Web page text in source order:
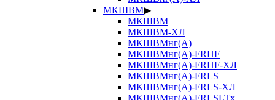
МКШВМ▶
МКШВМ
МКШВМ-ХЛ
МКШВМнг(А)
МКШВМнг(А)-FRHF
МКШВМнг(А)-FRHF-ХЛ
МКШВМнг(А)-FRLS
МКШВМнг(А)-FRLS-ХЛ
МКШВМнг(А)-FRLSLTx